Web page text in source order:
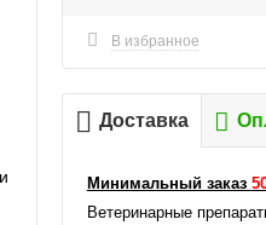
В избранное
Доставка
Минимальный заказ
Ветеринарные